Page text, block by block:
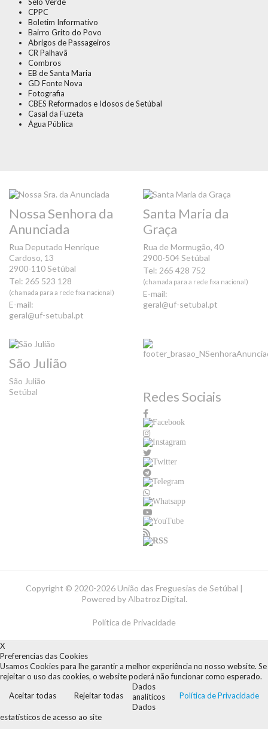
Selo Verde
CPPC
Boletim Informativo
Bairro Grito do Povo
Abrigos de Passageiros
CR Palhavã
Combros
EB de Santa Maria
GD Fonte Nova
Fotografia
CBES Reformados e Idosos de Setúbal
Casal da Fuzeta
Água Pública
Nossa Senhora da
Anunciada
Rua Deputado Henrique
Cardoso, 13
2900-110 Setúbal
Tel: 265 523 128
(chamada para a rede fixa nacional)
E-mail:
geral@uf-setubal.pt
Santa Maria da
Graça
Rua de Mormugão, 40
2900-504 Setúbal
Tel: 265 428 752
(chamada para a rede fixa nacional)
E-mail:
geral@uf-setubal.pt
São Julião
São Julião
Setúbal
Redes Sociais
Copyright © 2020-2026 União das Freguesias de Setúbal |
Powered byAlbatroz Digital.
Política de Privacidade
X
Preferencias das Cookies
Usamos Cookies para lhe garantir a melhor experiência no nosso website. Se
rejeitar o uso das cookies, o website poderá não funcionar como esperado.
Aceitar todas
Rejeitar todas Política de Privacidade
Dados
analíticos
Dados
estatísticos de acesso ao site